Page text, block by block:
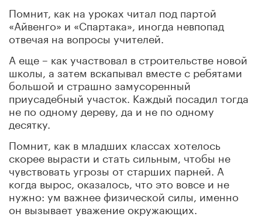
Помнит, как на уроках читал под партой
«Айвенго» и «Спартака», иногда невпопад
отвечая на вопросы учителей.
А еще – как участвовал в строительстве новой
школы, а затем вскапывал вместе с ребятами
большой и страшно замусоренный
приусадебный участок. Каждый посадил тогда
не по одному дереву, да и не по одному
десятку.
Помнит, как в младших классах хотелось
скорее вырасти и стать сильным, чтобы не
чувствовать угрозы от старших парней. А
когда вырос, оказалось, что это вовсе и не
нужно: ум важнее физической силы, именно
он вызывает уважение окружающих.